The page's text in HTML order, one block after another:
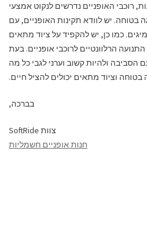
רוכבי האופניים נדרשים לנקוט אמצעי
בטוחה. יש לוודא תקינות האופניים, עם
כמו כן, יש להקפיד על ציוד מתאים
הרלוונטיים לרוכבי אופניים. בעת
הסביבה ולהיות קשוב וערני לגבי כל מה
וציוד מתאים יכולים להציל חיים.
בברכה,
צוות SoftRide
חנות אופניים חשמליות